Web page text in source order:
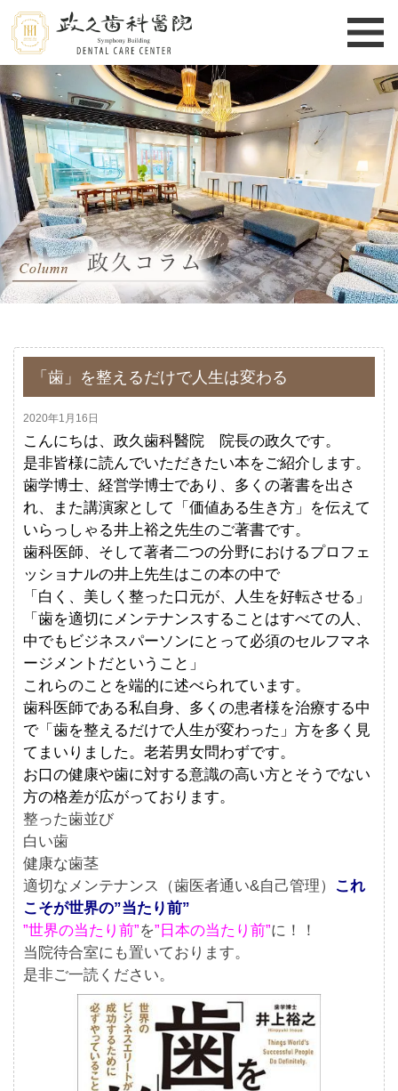
「歯」を整えるだけで人生は変わる
2020年1月16日
こんにちは、政久歯科醫院 院長の政久です。
是非皆様に読んでいただきたい本をご紹介します。
歯学博士、経営学博士であり、多くの著書を出さ
れ、また講演家として「価値ある生き方」を伝えて
いらっしゃる井上裕之先生のご著書です。
歯科医師、そして著者二つの分野におけるプロフェ
ッショナルの井上先生はこの本の中で
「白く、美しく整った口元が、人生を好転させる」
「歯を適切にメンテナンスすることはすべての人、
中でもビジネスパーソンにとって必須のセルフマネ
ージメントだということ」
これらのことを端的に述べられています。
歯科医師である私自身、多くの患者様を治療する中
で「歯を整えるだけで人生が変わった」方を多く見
てまいりました。老若男女問わずです。
お口の健康や歯に対する意識の高い方とそうでない
方の格差が広がっております。
整った歯並び
白い歯
健康な歯茎
適切なメンテナンス（歯医者通い&自己管理） これ
こそが世界の”当たり前”
”世界の当たり前”を”日本の当たり前”に！！
当院待合室にも置いております。
是非ご一読ください。